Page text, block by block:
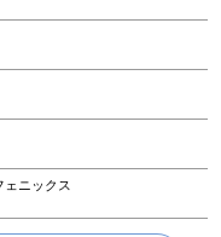
ニックス